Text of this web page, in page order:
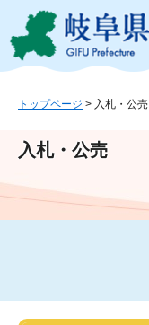
ジ
ュ
文
トップページ > 入札・公売
入札・公売